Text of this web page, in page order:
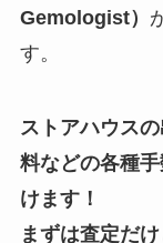
Gemologist）
す。
ストアハウス
料などの各種
けます！
まずは査定だ